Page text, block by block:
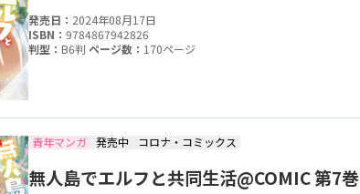
発売日： 2024年08月17日
ISBN： 9784867942826
判型： B6判 ページ数： 170ページ
青年マンガ 発売中 コロナ・コミックス
無人島でエルフと共同生活@COMIC 第7巻